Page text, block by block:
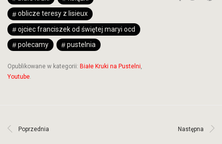
oblicze teresy z lisieux
ojciec franciszek od świętej maryi ocd
polecamy
pustelnia
Opublikowane w kategorii: Białe Kruki na Pustelni,
Youtube.
Poprzednia Następna